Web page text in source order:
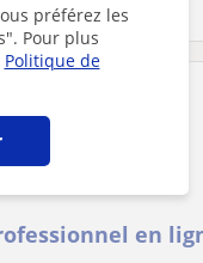
préférez les
Pour plus
Politique de
en